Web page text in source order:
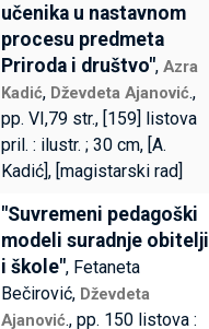
učenika u nastavnom
procesu predmeta
Priroda i društvo", Azra
Kadić, Dževdeta Ajanović.,
pp. VI,79 str., [159] listova
pril. : ilustr. ; 30 cm, [A.
Kadić], [magistarski rad]
"Suvremeni pedagoški
modeli suradnje obitelji
i škole", Fetaneta
Bečirović, Dževdeta
Ajanović., pp. 150 listova :